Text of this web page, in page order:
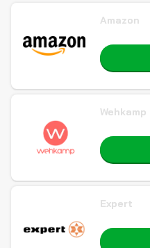
Amazon
Wehkamp
Expert